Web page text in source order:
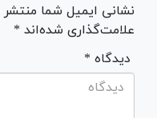
نشانی ایمیل شما
علامت‌گذاری شده‌اند *
* دیدگاه